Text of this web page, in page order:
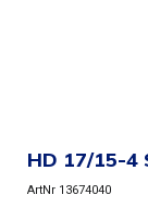
HD 17/15-4
ArtNr 13674040